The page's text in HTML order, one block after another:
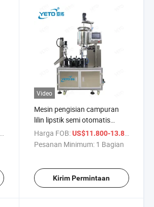
/ Bagian
Video
Mesin pengisian campuran
lilin lipstik semi otomatis
lipstik
Harga FOB: US$11.800-13.800
Pesanan Minimum: 1 Bagian
Kirim Permintaan